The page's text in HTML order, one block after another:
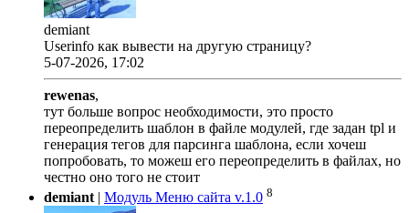
demiant
Userinfo как вывести на другую страницу?
5-07-2026, 17:02
rewenas,
тут больше вопрос необходимости, это просто
переопределить шаблон в файле модулей, где задан tpl и
генерация тегов для парсинга шаблона, если хочеш
попробовать, то можеш его переопределить в файлах, но
честно оно того не стоит
demiant | Модуль Меню сайта v.1.0 8